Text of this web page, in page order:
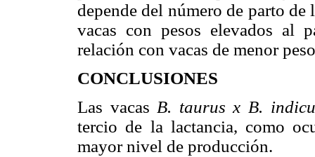
depende del número de parto
vacas con pesos elevados al
relación con vacas de menor
CONCLUSIONES
Las vacas B. taurus x B.
tercio de la lactancia, como
mayor nivel de producción.